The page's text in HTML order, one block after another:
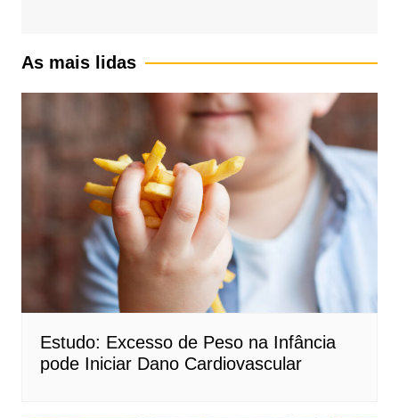
As mais lidas
Estudo: Excesso de Peso na Infância
pode Iniciar Dano Cardiovascular